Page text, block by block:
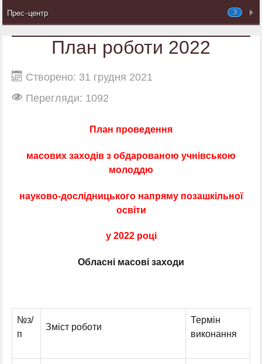
3
Прес-центр
План роботи 2022
Створено: 31 грудня 2021
Перегляди: 1092
План проведення
масових заходів з обдарованою учнівською
молоддю
науково-дослідницького напряму позашкільної
освіти
у 2022 році
Обласні масові заходи
№з/
п
Зміст роботи
Термін
виконання